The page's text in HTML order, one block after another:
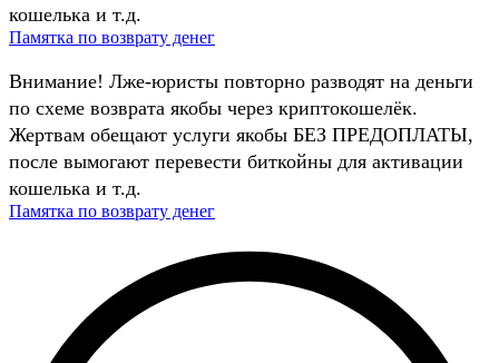
кошелька и т.д.
Памятка по возврату денег
Внимание! Лже-юристы повторно разводят на деньги
по схеме возврата якобы через криптокошелёк.
Жертвам обещают услуги якобы БЕЗ ПРЕДОПЛАТЫ,
после вымогают перевести биткойны для активации
кошелька и т.д.
Памятка по возврату денег